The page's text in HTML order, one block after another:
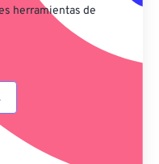
herramientas de